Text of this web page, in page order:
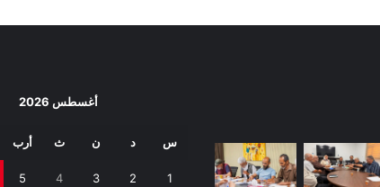
أغسطس 2026
س د ن ث أرب
1
2
3
4
5